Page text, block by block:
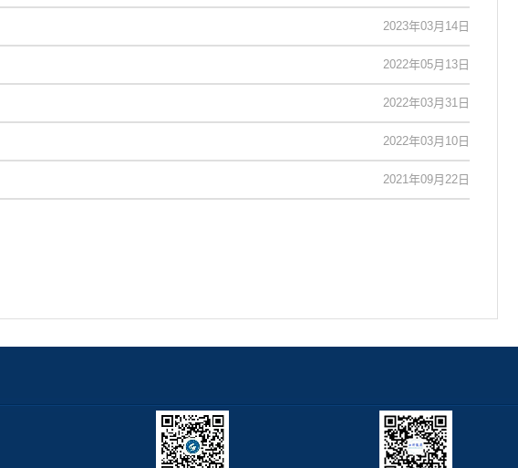
2023年03月14日
2022年05月13日
2022年03月31日
2022年03月10日
2021年09月22日